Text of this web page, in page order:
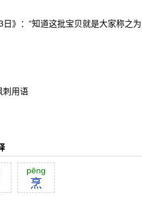
日》：“知道这批宝贝就是大家称之
刺用语
pēng
烹